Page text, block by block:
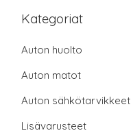
Kategoriat
Auton huolto
Auton matot
Auton sähkötarvikkeet
Lisävarusteet